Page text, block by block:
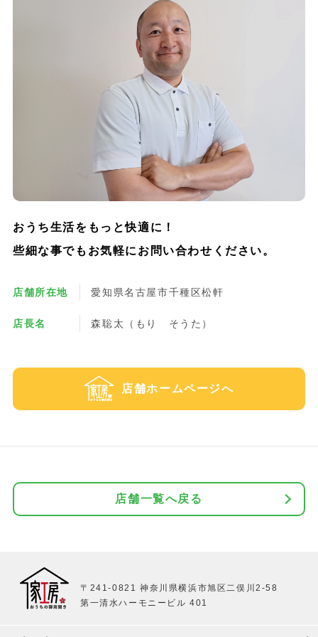
おうち生活をもっと快適に！
些細な事でもお気軽にお問い合わせください。
店舗所在地 愛知県名古屋市千種区松軒
店長名 森聡太（もり そうた）
店舗ホームページへ
店舗一覧へ戻る
〒241-0821 神奈川県横浜市旭区二俣川2-58
第一清水ハーモニービル 401